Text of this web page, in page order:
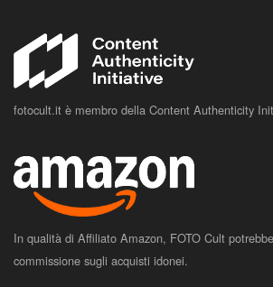
fotocult.it è membro della Content Authenticity
In qualità di Affiliato Amazon, FOTO Cult
commissione sugli acquisti idonei.